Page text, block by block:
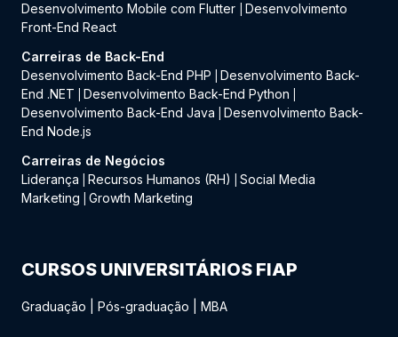
Desenvolvimento Mobile com Flutter
Desenvolvimento
Front-End React
Carreiras de Back-End
Desenvolvimento Back-End PHP
Desenvolvimento Back-
End .NET
Desenvolvimento Back-End Python
Desenvolvimento Back-End Java
Desenvolvimento Back-
End Node.js
Carreiras de Negócios
Liderança
Recursos Humanos (RH)
Social Media
Marketing
Growth Marketing
CURSOS UNIVERSITÁRIOS FIAP
Graduação Pós-graduação MBA